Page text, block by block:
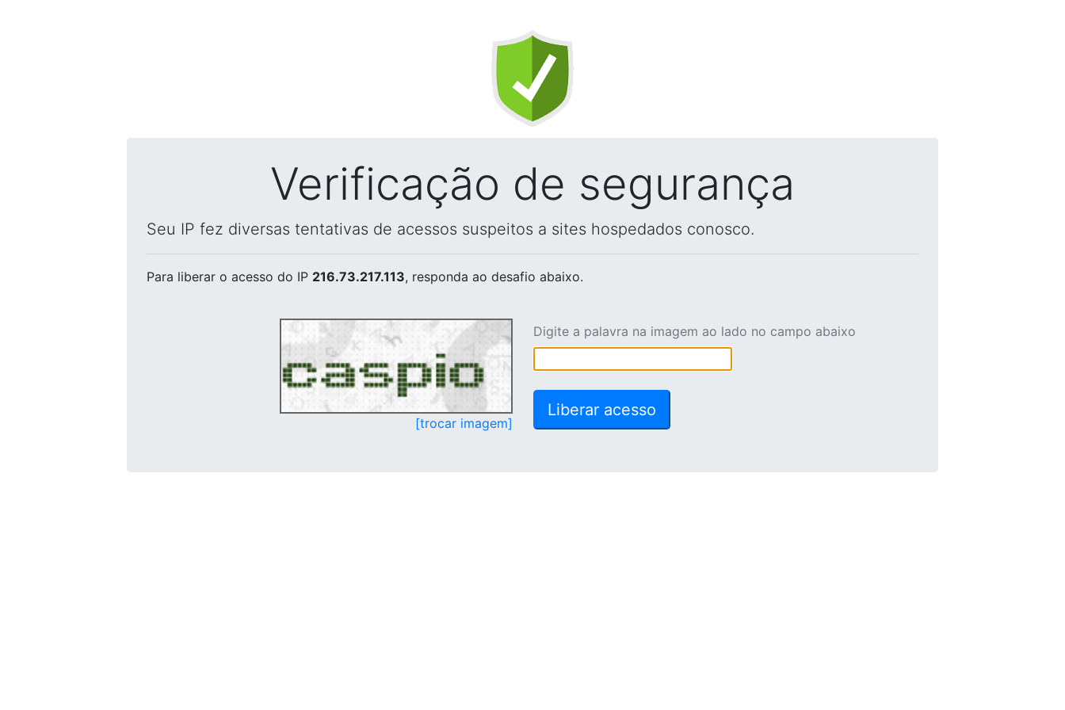
Verificação de segurança
Seu IP fez diversas tentativas de acessos suspeitos a sites hospedados conosco.
Para liberar o acesso do IP 216.73.217.113, responda ao desafio abaixo.
[trocar imagem]
Digite a palavra na imagem ao lado no campo abaixo